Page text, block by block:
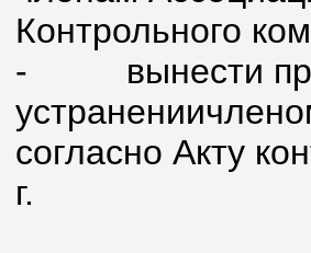
Контрольного
- вынести
согласно Акту
г.